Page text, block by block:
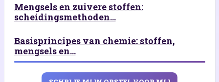
Mengsels en zuivere stoffen:
scheidingsmethoden...
Basisprincipes van chemie: stoffen,
mengsels en...